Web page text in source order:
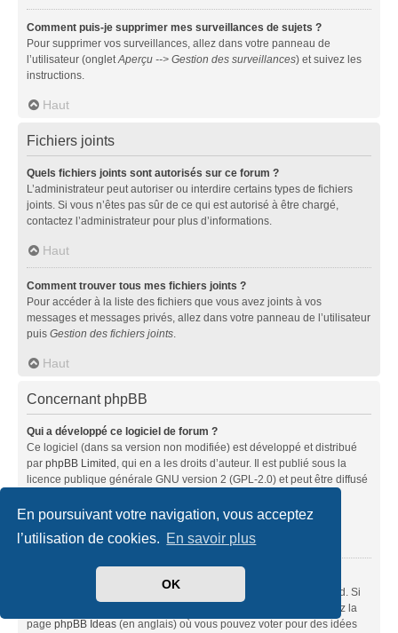
En poursuivant votre navigation, vous acceptez
l’utilisation de cookies. En savoir plus
OK
Comment puis-je supprimer mes surveillances de sujets ?
Pour supprimer vos surveillances, allez dans votre panneau de
l’utilisateur (ongletAperçu --> Gestion des surveillances) et suivez les
instructions.
Haut
Fichiers joints
Quels fichiers joints sont autorisés sur ce forum ?
L’administrateur peut autoriser ou interdire certains types de fichiers
joints. Si vous n’êtes pas sûr de ce qui est autorisé à être chargé,
contactez l’administrateur pour plus d’informations.
Haut
Comment trouver tous mes fichiers joints ?
Pour accéder à la liste des fichiers que vous avez joints à vos
messages et messages privés, allez dans votre panneau de l’utilisateur
puis Gestion des fichiers joints.
Haut
Concernant phpBB
Qui a développé ce logiciel de forum ?
Ce logiciel (dans sa version non modifiée) est développé et distribué
par phpBB Limited, qui en a les droits d’auteur. Il est publié sous la
licence publique générale GNU version 2 (GPL-2.0) et peut être diffusé
À propos de phpBB» (en anglais).
Haut
Ce logiciel a été développé et mis sous licence par phpBB Limited. Si
vous pensez qu’une fonctionnalité nécessite d’être ajoutée, visitez la
page phpBB Ideas (en anglais) où vous pouvez voter pour des idées